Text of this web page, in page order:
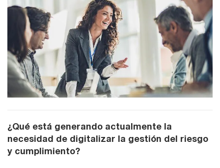
¿Qué está generando actualmente la
necesidad de digitalizar la gestión del riesgo
y cumplimiento?